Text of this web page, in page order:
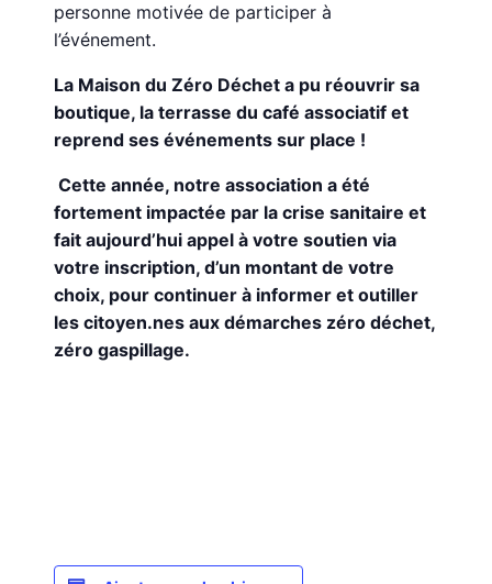
personne motivée de participer à
l’événement.
La Maison du Zéro Déchet a pu réouvrir sa
boutique, la terrasse du café associatif et
reprend ses événements sur place !
Cette année, notre association a été
fortement impactée par la crise sanitaire et
fait aujourd’hui appel à votre soutien via
votre inscription, d’un montant de votre
choix, pour continuer à informer et outiller
les citoyen.nes aux démarches zéro déchet,
zéro gaspillage.